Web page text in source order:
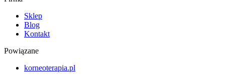
Sklep
Blog
Kontakt
Powiązane
korneoterapia.pl